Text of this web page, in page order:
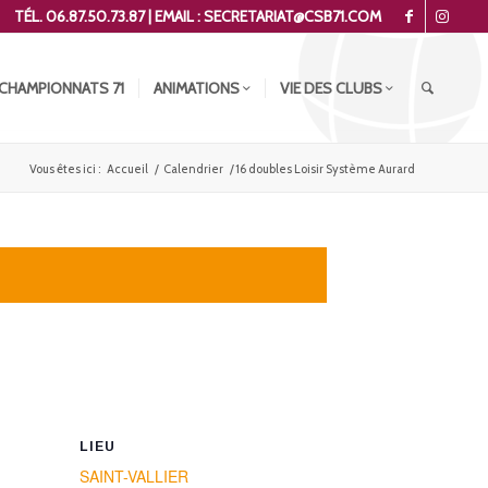
TÉL. 06.87.50.73.87 | EMAIL : SECRETARIAT@CSB71.COM
71 ANIMATIONS VIE DES CLUBS
Vous êtes ici : Accueil / Calendrier /16 doubles Loisir Système Aurard
LIEU
SAINT-VALLIER